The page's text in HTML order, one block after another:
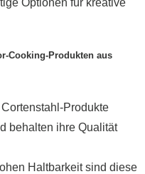
Optionen für kreative
Cooking-Produkten aus
Cortenstahl-Produkte
behalten ihre Qualität
Haltbarkeit sind diese